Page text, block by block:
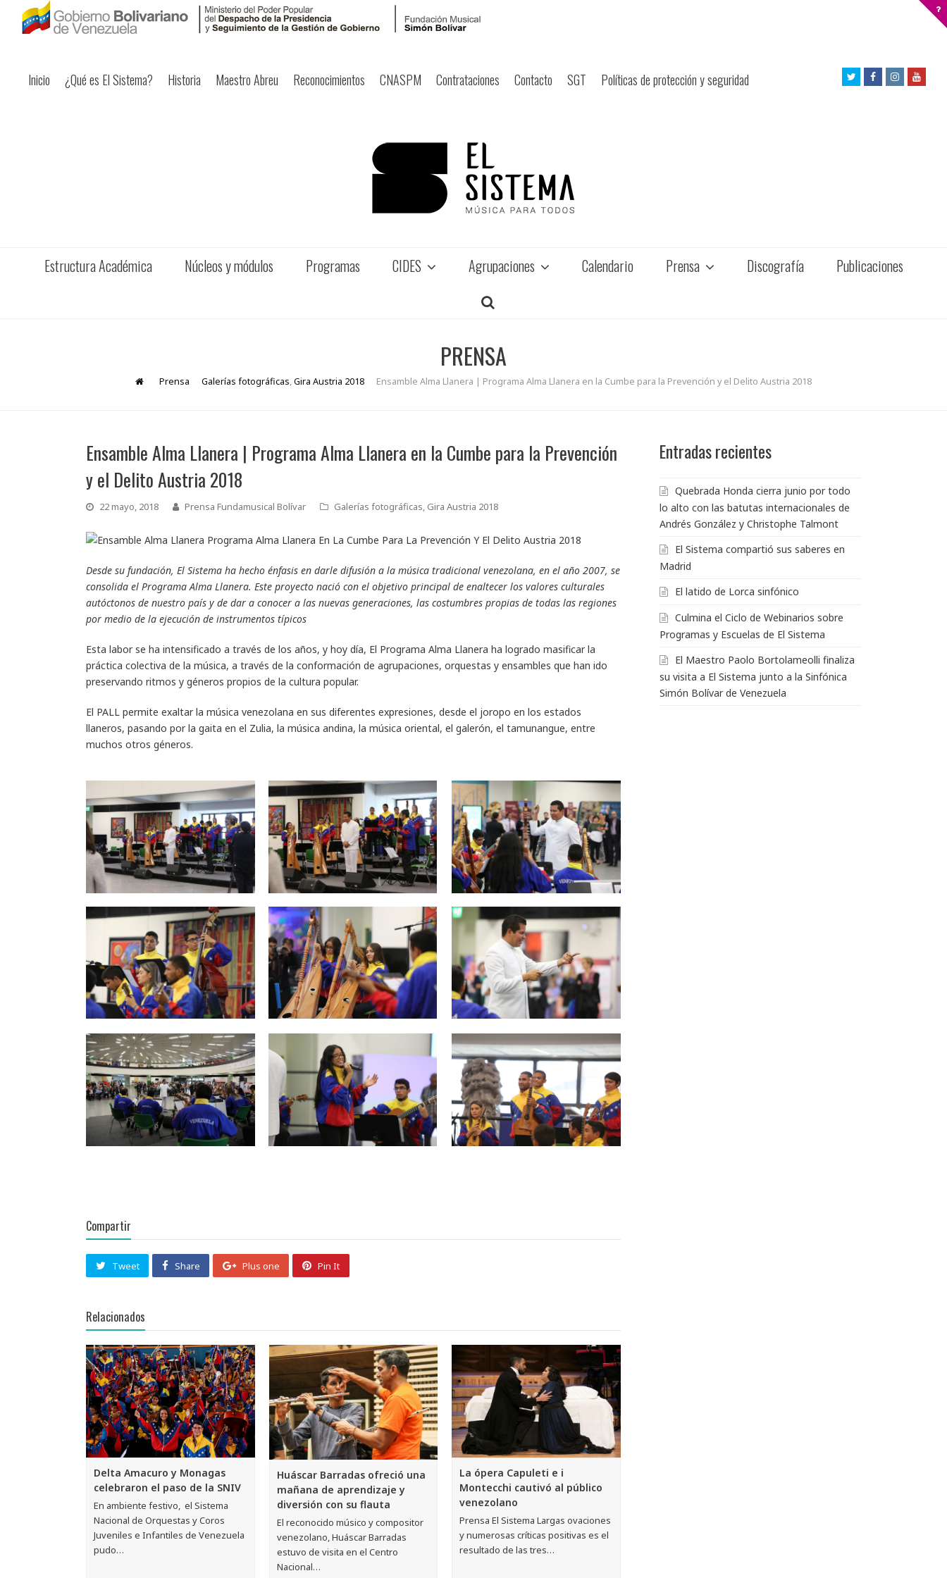
Inicio ¿Qué es El Sistema? Historia Maestro Abreu Reconocimientos CNASPM Contrataciones Contacto SGT Políticas de protección y seguridad
TwitterFacebookInstagram
Estructura Académica Núcleos y módulos Programas CIDES Agrupaciones Calendario Prensa Discografía Publicaciones
PRENSA
Prensa Galerías fotográficas,Gira Austria 2018 Ensamble Alma Llanera | Programa Alma Llanera en la Cumbe para la Prevención y el Delito Austria 2018
Ensamble Alma Llanera | Programa Alma Llanera en la Cumbe para la Prevención
y el Delito Austria 2018
22 mayo, 2018 Prensa Fundamusical Bolívar Galerías fotográficas, Gira Austria 2018
Desde su fundación, El Sistema ha hecho énfasis en darle difusión a la música tradicional venezolana, en el año 2007, se
consolida el Programa Alma Llanera. Este proyecto nació con el objetivo principal de enaltecer los valores culturales
autóctonos de nuestro país y de dar a conocer a las nuevas generaciones, las costumbres propias de todas las regiones
por medio de la ejecución de instrumentos típicos
Esta labor se ha intensificado a través de los años, y hoy día, El Programa Alma Llanera ha logrado masificar la
práctica colectiva de la música, a través de la conformación de agrupaciones, orquestas y ensambles que han ido
preservando ritmos y géneros propios de la cultura popular.
El PALL permite exaltar la música venezolana en sus diferentes expresiones, desde el joropo en los estados
llaneros, pasando por la gaita en el Zulia, la música andina, la música oriental, el galerón, el tamunangue, entre
muchos otros géneros.
Compartir
Tweet Share Plus one Pin It
Relacionados
Delta Amacuro y Monagas
celebraron el paso de la SNIV
En ambiente festivo, el Sistema
Nacional de Orquestas y Coros
Juveniles e Infantiles de Venezuela
pudo…
Huáscar Barradas ofreció una
mañana de aprendizaje y
diversión con su flauta
El reconocido músico y compositor
venezolano, Huáscar Barradas
estuvo de visita en el Centro
Nacional…
La ópera Capuleti e i
Montecchi cautivó al público
venezolano
Prensa El Sistema Largas ovaciones
y numerosas críticas positivas es el
resultado de las tres…
Entradas recientes
Quebrada Honda cierra junio por todo
lo alto con las batutas internacionales de
Andrés González y Christophe Talmont
El Sistema compartió sus saberes en
Madrid
El latido de Lorca sinfónico
Culmina el Ciclo de Webinarios sobre
Programas y Escuelas de El Sistema
El Maestro Paolo Bortolameolli finaliza
su visita a El Sistema junto a la Sinfónica
Simón Bolívar de Venezuela